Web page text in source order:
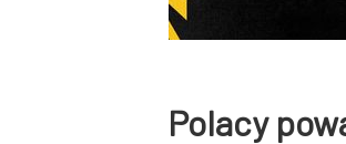
Polacy